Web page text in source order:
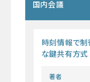
国内会議
時刻情報で
な鍵共有方式
著者